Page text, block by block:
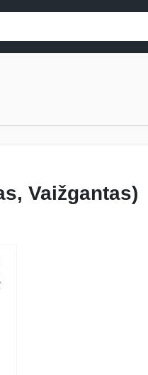
Vaižgantas)